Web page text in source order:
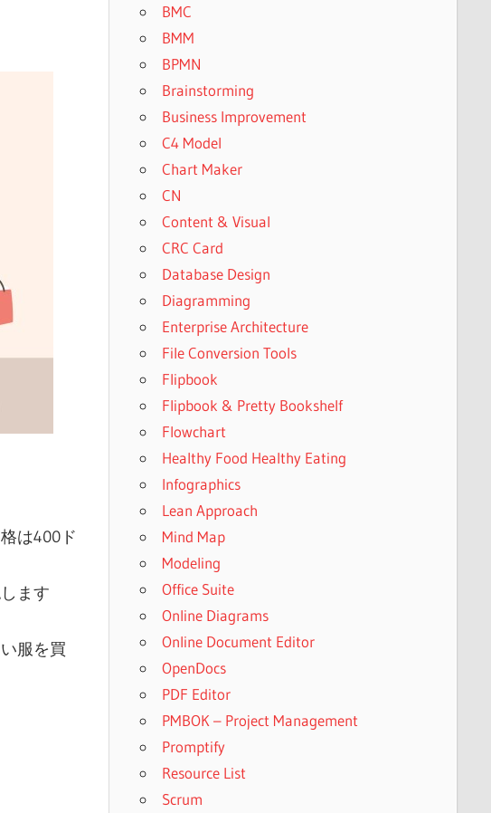
は400ド
ます
服を買
BMC
BMM
BPMN
Brainstorming
Business Improvement
C4 Model
Chart Maker
CN
Content & Visual
CRC Card
Database Design
Diagramming
Enterprise Architecture
File Conversion Tools
Flipbook
Flipbook & Pretty Bookshelf
Flowchart
Healthy Food Healthy Eating
Infographics
Lean Approach
Mind Map
Modeling
Office Suite
Online Diagrams
Online Document Editor
OpenDocs
PDF Editor
PMBOK – Project Management
Promptify
Resource List
Scrum